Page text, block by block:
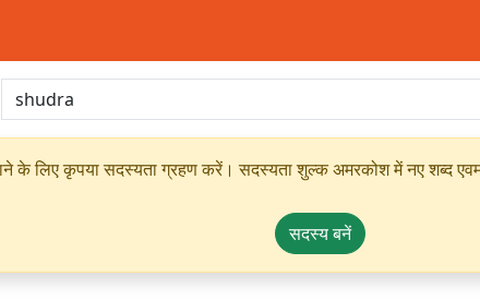
के लिए कृपया सदस्यता ग्रहण करें। सदस्यता शुल्क अमरकोश में नए शब्द
सदस्य बनें